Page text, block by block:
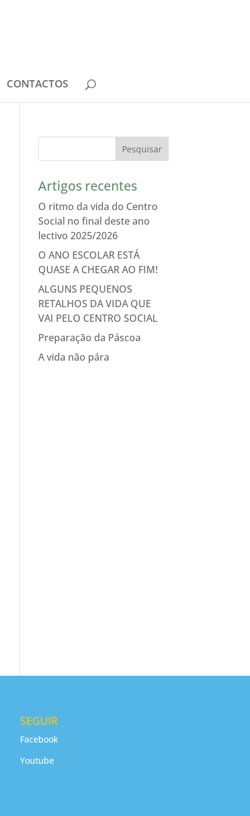
CONTACTOS
Artigos recentes
O ritmo da vida do Centro
Social no final deste ano
lectivo 2025/2026
O ANO ESCOLAR ESTÁ
QUASE A CHEGAR AO FIM!
ALGUNS PEQUENOS
RETALHOS DA VIDA QUE
VAI PELO CENTRO SOCIAL
Preparação da Páscoa
A vida não pára
SEGUIR
Facebook
Youtube